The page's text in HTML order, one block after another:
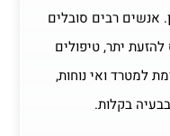
אנשים רבים סובלים
להזעת יתר, טיפולים
למטרד ואי נוחות,
בקלות.